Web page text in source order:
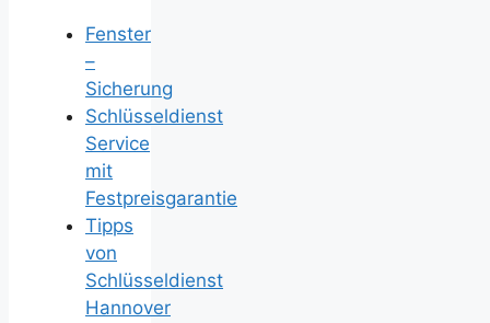
Fenster
–
Sicherung
Schlüsseldienst
Service
mit
Festpreisgarantie
Tipps
von
Schlüsseldienst
Hannover